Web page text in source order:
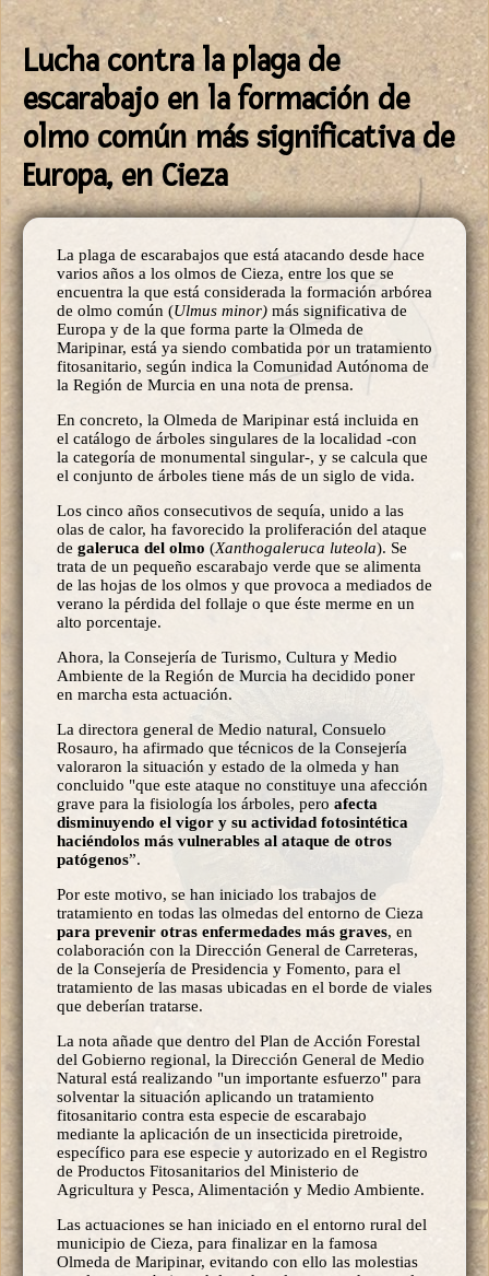
Lucha contra la plaga de
escarabajo en la formación de
olmo común más significativa de
Europa, en Cieza
La plaga de escarabajos que está atacando desde hace
varios años a los olmos de Cieza, entre los que se
encuentra la que está considerada la formación arbórea
de olmo común (Ulmus minor) más significativa de
Europa y de la que forma parte la Olmeda de
Maripinar, está ya siendo combatida por un tratamiento
fitosanitario, según indica la Comunidad Autónoma de
la Región de Murcia en una nota de prensa.
En concreto, la Olmeda de Maripinar está incluida en
el catálogo de árboles singulares de la localidad -con
la categoría de monumental singular-, y se calcula que
el conjunto de árboles tiene más de un siglo de vida.
Los cinco años consecutivos de sequía, unido a las
olas de calor, ha favorecido la proliferación del ataque
de galeruca del olmo (Xanthogaleruca luteola). Se
trata de un pequeño escarabajo verde que se alimenta
de las hojas de los olmos y que provoca a mediados de
verano la pérdida del follaje o que éste merme en un
alto porcentaje.
Ahora, la Consejería de Turismo, Cultura y Medio
Ambiente de la Región de Murcia ha decidido poner
en marcha esta actuación.
La directora general de Medio natural, Consuelo
Rosauro, ha afirmado que técnicos de la Consejería
valoraron la situación y estado de la olmeda y han
concluido "que este ataque no constituye una afección
grave para la fisiología los árboles, pero afecta
disminuyendo el vigor y su actividad fotosintética
haciéndolos más vulnerables al ataque de otros
patógenos”.
Por este motivo, se han iniciado los trabajos de
tratamiento en todas las olmedas del entorno de Cieza
para prevenir otras enfermedades más graves, en
colaboración con la Dirección General de Carreteras,
de la Consejería de Presidencia y Fomento, para el
tratamiento de las masas ubicadas en el borde de viales
que deberían tratarse.
La nota añade que dentro del Plan de Acción Forestal
del Gobierno regional, la Dirección General de Medio
Natural está realizando "un importante esfuerzo" para
solventar la situación aplicando un tratamiento
fitosanitario contra esta especie de escarabajo
mediante la aplicación de un insecticida piretroide,
específico para ese especie y autorizado en el Registro
de Productos Fitosanitarios del Ministerio de
Agricultura y Pesca, Alimentación y Medio Ambiente.
Las actuaciones se han iniciado en el entorno rural del
municipio de Cieza, para finalizar en la famosa
Olmeda de Maripinar, evitando con ello las molestias